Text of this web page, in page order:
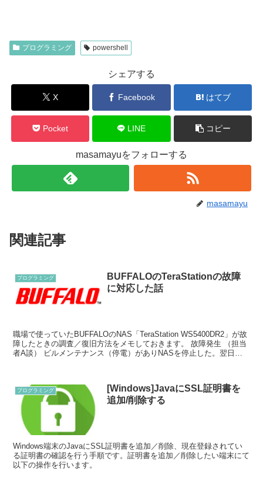
プログラミング powershell
シェアする
X Facebook はてブ
Pocket LINE コピー
masamayuをフォローする
masamayu
関連記事
プログラミング
BUFFALOのTeraStationの故障
に対応した話
職場で使っていたBUFFALOのNAS「TeraStation WS5400DR2」が故
障したときの調査／復旧方法をメモしておきます。 故障発生 （担当
者A談） ビルメンテナンス（停電）がありNASを停止した。翌日、
プログラミング
[Windows]JavaにSSL証明書を
追加/削除する
Windows端末のJavaにSSL証明書を追加／削除、現在登録されてい
る証明書の確認を行う手順です。証明書を追加／削除したい端末にて
以下の操作を行います。